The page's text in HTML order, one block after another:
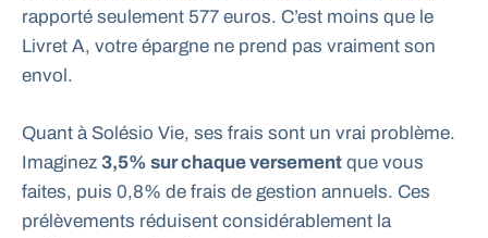
rapporté seulement 577 euros. C’est moins que le
Livret A, votre épargne ne prend pas vraiment son
envol.
Quant à Solésio Vie, ses frais sont un vrai problème.
Imaginez 3,5% sur chaque versement que vous
faites, puis 0,8% de frais de gestion annuels. Ces
prélèvements réduisent considérablement la